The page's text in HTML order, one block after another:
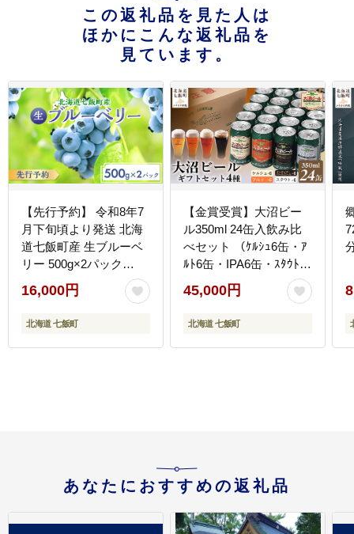
この返礼品を見た人は
ほかにこんな返礼品を
見ています。
【先行予約】 令和8年7
月下旬頃より発送 北海
道七飯町産 生ブルーベ
リー 500g×2パック
16,000円
北海道 七飯町
【金賞受賞】大沼ビー
ル350ml 24缶入飲み比
べセット （ｹﾙｼｭ6缶・ｱ
ﾙﾄ6缶・IPA6缶・ｽﾀｳﾄ6
缶） NAH007
45,000円
北海道 七飯町
あなたにおすすめの返礼品